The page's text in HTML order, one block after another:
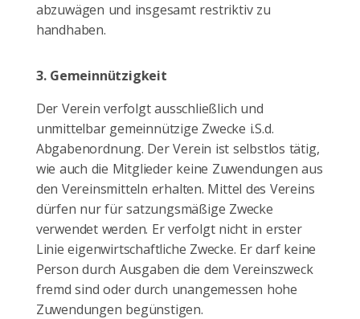
abzuwägen und insgesamt restriktiv zu
handhaben.
3. Gemeinnützigkeit
Der Verein verfolgt ausschließlich und
unmittelbar gemeinnützige Zwecke i.S.d.
Abgabenordnung. Der Verein ist selbstlos tätig,
wie auch die Mitglieder keine Zuwendungen aus
den Vereinsmitteln erhalten. Mittel des Vereins
dürfen nur für satzungsmäßige Zwecke
verwendet werden. Er verfolgt nicht in erster
Linie eigenwirtschaftliche Zwecke. Er darf keine
Person durch Ausgaben die dem Vereinszweck
fremd sind oder durch unangemessen hohe
Zuwendungen begünstigen.